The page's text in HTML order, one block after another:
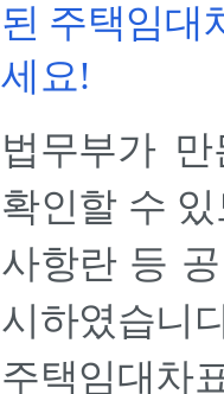
된 주택임대
세요!
법무부가 만
확인할 수
사항란 등
시하였습니
주택임대차